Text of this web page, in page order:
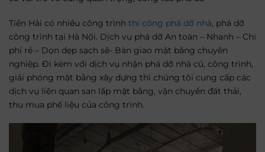
Tiền Hải có nhiều công trình thi công phá dỡ nhà, phá dỡ
công trình tại Hà Nội. Dịch vụ phá dỡ An toàn – Nhanh – Chi
phí rẻ – Dọn dẹp sạch sẽ- Bàn giao mặt bằng chuyên
nghiệp. Đi kèm với dịch vụ nhận phá dỡ nhà cũ, công trình,
giải phóng mặt bằng xây dựng thì chúng tôi cung cấp các
dịch vụ liên quan san lấp mặt bằng, vận chuyển đất thải,
thu mua phế liệu của công trình.